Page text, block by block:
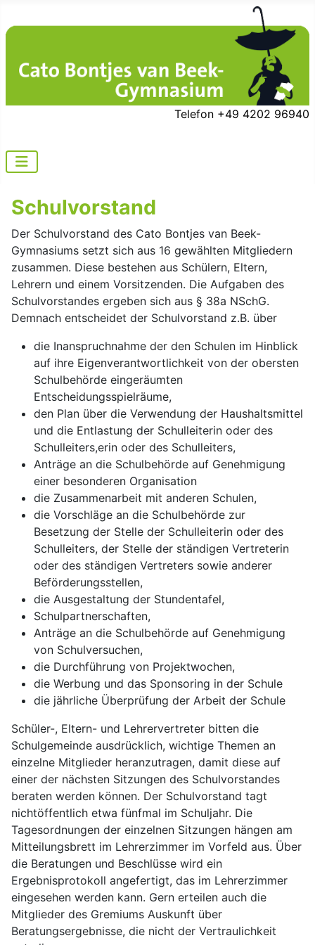
Telefon +49 4202 96940
Schulvorstand
Der Schulvorstand des Cato Bontjes van Beek-
Gymnasiums setzt sich aus 16 gewählten Mitgliedern
zusammen. Diese bestehen aus Schülern, Eltern,
Lehrern und einem Vorsitzenden. Die Aufgaben des
Schulvorstandes ergeben sich aus § 38a NSchG.
Demnach entscheidet der Schulvorstand z.B. über
die Inanspruchnahme der den Schulen im Hinblick
auf ihre Eigenverantwortlichkeit von der obersten
Schulbehörde eingeräumten
Entscheidungsspielräume,
den Plan über die Verwendung der Haushaltsmittel
und die Entlastung der Schulleiterin oder des
Schulleiters,erin oder des Schulleiters,
Anträge an die Schulbehörde auf Genehmigung
einer besonderen Organisation
die Zusammenarbeit mit anderen Schulen,
die Vorschläge an die Schulbehörde zur
Besetzung der Stelle der Schulleiterin oder des
Schulleiters, der Stelle der ständigen Vertreterin
oder des ständigen Vertreters sowie anderer
Beförderungsstellen,
die Ausgestaltung der Stundentafel,
Schulpartnerschaften,
Anträge an die Schulbehörde auf Genehmigung
von Schulversuchen,
die Durchführung von Projektwochen,
die Werbung und das Sponsoring in der Schule
die jährliche Überprüfung der Arbeit der Schule
Schüler-, Eltern- und Lehrervertreter bitten die
Schulgemeinde ausdrücklich, wichtige Themen an
einzelne Mitglieder heranzutragen, damit diese auf
einer der nächsten Sitzungen des Schulvorstandes
beraten werden können. Der Schulvorstand tagt
nichtöffentlich etwa fünfmal im Schuljahr. Die
Tagesordnungen der einzelnen Sitzungen hängen am
Mitteilungsbrett im Lehrerzimmer im Vorfeld aus. Über
die Beratungen und Beschlüsse wird ein
Ergebnisprotokoll angefertigt, das im Lehrerzimmer
eingesehen werden kann. Gern erteilen auch die
Mitglieder des Gremiums Auskunft über
Beratungsergebnisse, die nicht der Vertraulichkeit